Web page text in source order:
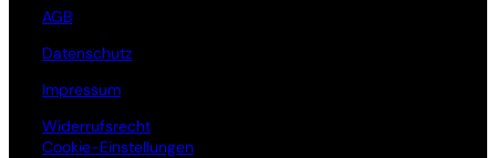
AGB
Datenschutz
Impressum
Widerrufsrecht
Cookie-Einstellungen